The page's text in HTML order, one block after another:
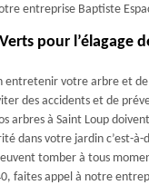
entreprise Baptiste
pour l’élagage
entretenir votre arbre et
des accidents et de
arbres à Saint Loup
dans votre jardin c’est-à-
tomber à tous
faites appel à notre